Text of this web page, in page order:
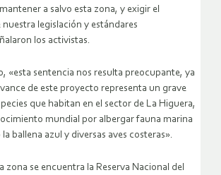
a salvo esta zona, y exigir el
legislación y estándares
los activistas.
«esta sentencia nos resulta preocupante, ya
de este proyecto representa un grave
que habitan en el sector de La Higuera,
mundial por albergar fauna marina
ballena azul y diversas aves costeras».
zona se encuentra la Reserva Nacional del